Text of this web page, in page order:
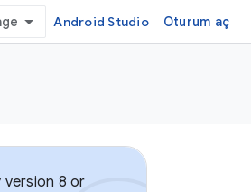
Android Studio Oturum aç
version 8 or